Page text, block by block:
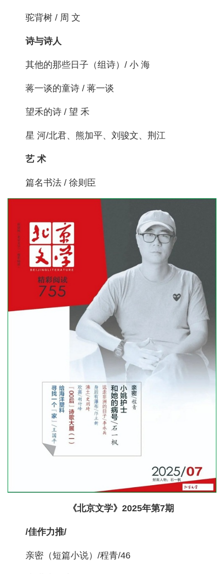
驼背树 / 周 文
诗与诗人
其他的那些日子（组诗）/ 小 海
蒋一谈的童诗 / 蒋一谈
望禾的诗 / 望 禾
星 河/北君、熊加平、刘骏文、荆江
艺 术
篇名书法 / 徐则臣
《北京文学》2025年第7期
/佳作力推/
亲密（短篇小说）/程青/46